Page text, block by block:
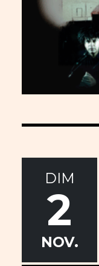
DIM
2
NOV.